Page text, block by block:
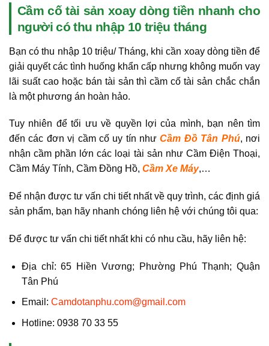
Cầm cố tài sản xoay dòng tiền nhanh cho
người có thu nhập 10 triệu tháng
Bạn có thu nhập 10 triệu/ Tháng, khi cần xoay dòng tiền để
giải quyết các tình huống khẩn cấp nhưng không muốn vay
lãi suất cao hoặc bán tài sản thì cầm cố tài sản chắc chắn
là một phương án hoàn hảo.
Tuy nhiên để tối ưu về quyền lợi của mình, bạn nên tìm
đến các đơn vị cầm cố uy tín nhưCầm Đồ Tân Phú, nơi
nhận cầm phần lớn các loại tài sản như Cầm Điện Thoại,
Cầm Máy Tính, Cầm Đồng Hồ, Cầm Xe Máy,…
Để nhận được tư vấn chi tiết nhất về quy trình, các định giá
sản phẩm, bạn hãy nhanh chóng liên hệ với chúng tôi qua:
Để được tư vấn chi tiết nhất khi có nhu cầu, hãy liên hệ:
Địa chỉ: 65 Hiền Vương; Phường Phú Thạnh; Quận
Tân Phú
Email: Camdotanphu.com@gmail.com
Hotline: 0938 70 33 55